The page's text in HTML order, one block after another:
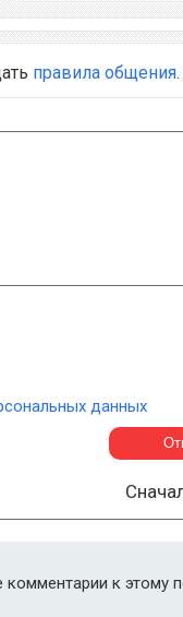
правила общения.
данных
к этому